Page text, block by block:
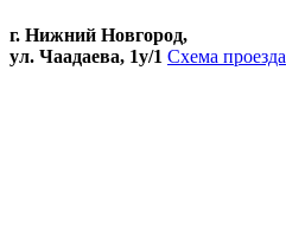
г. Нижний Новгород,
ул. Чаадаева, 1у/1 Схема проезда